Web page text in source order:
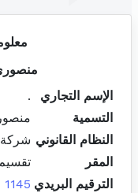
الإسم التجاري
.
التسمية
النظام القانوني شركة
المقر
الترقيم البريدي 1145